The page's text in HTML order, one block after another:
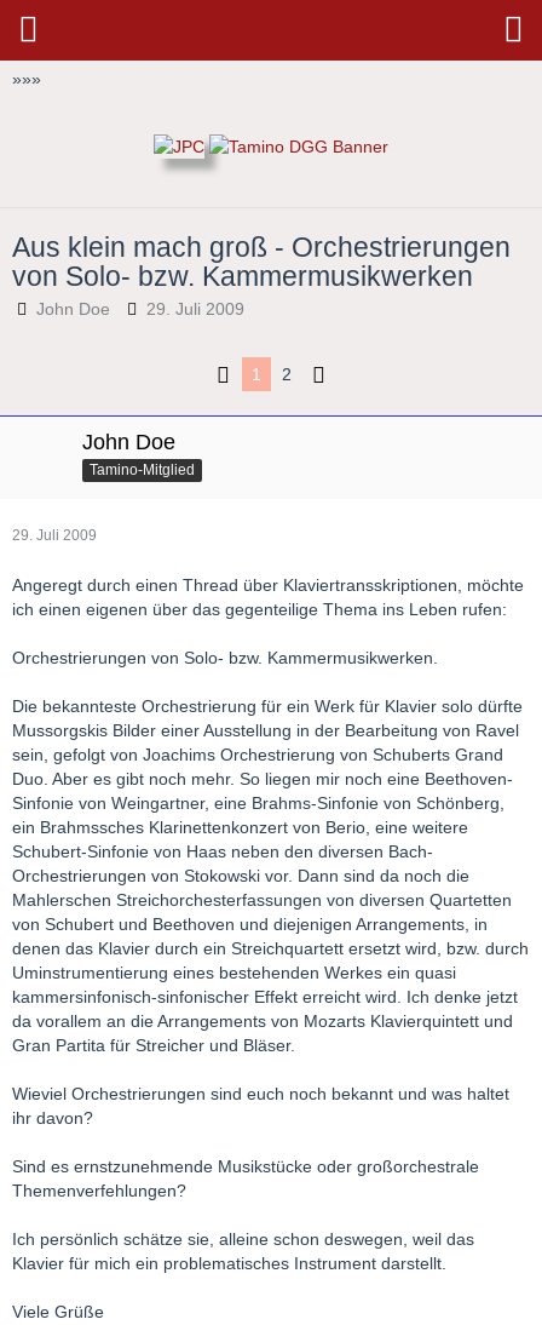
»»»
Aus klein mach groß - Orchestrierungen
von Solo- bzw. Kammermusikwerken
John Doe 29. Juli 2009
1 2
John Doe
Tamino-Mitglied
29. Juli 2009
Angeregt durch einen Thread über Klaviertransskriptionen, möchte
ich einen eigenen über das gegenteilige Thema ins Leben rufen:
Orchestrierungen von Solo- bzw. Kammermusikwerken.
Die bekannteste Orchestrierung für ein Werk für Klavier solo dürfte
Mussorgskis Bilder einer Ausstellung in der Bearbeitung von Ravel
sein, gefolgt von Joachims Orchestrierung von Schuberts Grand
Duo. Aber es gibt noch mehr. So liegen mir noch eine Beethoven-
Sinfonie von Weingartner, eine Brahms-Sinfonie von Schönberg,
ein Brahmssches Klarinettenkonzert von Berio, eine weitere
Schubert-Sinfonie von Haas neben den diversen Bach-
Orchestrierungen von Stokowski vor. Dann sind da noch die
Mahlerschen Streichorchesterfassungen von diversen Quartetten
von Schubert und Beethoven und diejenigen Arrangements, in
denen das Klavier durch ein Streichquartett ersetzt wird, bzw. durch
Uminstrumentierung eines bestehenden Werkes ein quasi
kammersinfonisch-sinfonischer Effekt erreicht wird. Ich denke jetzt
da vorallem an die Arrangements von Mozarts Klavierquintett und
Gran Partita für Streicher und Bläser.
Wieviel Orchestrierungen sind euch noch bekannt und was haltet
ihr davon?
Sind es ernstzunehmende Musikstücke oder großorchestrale
Themenverfehlungen?
Ich persönlich schätze sie, alleine schon deswegen, weil das
Klavier für mich ein problematisches Instrument darstellt.
Viele Grüße